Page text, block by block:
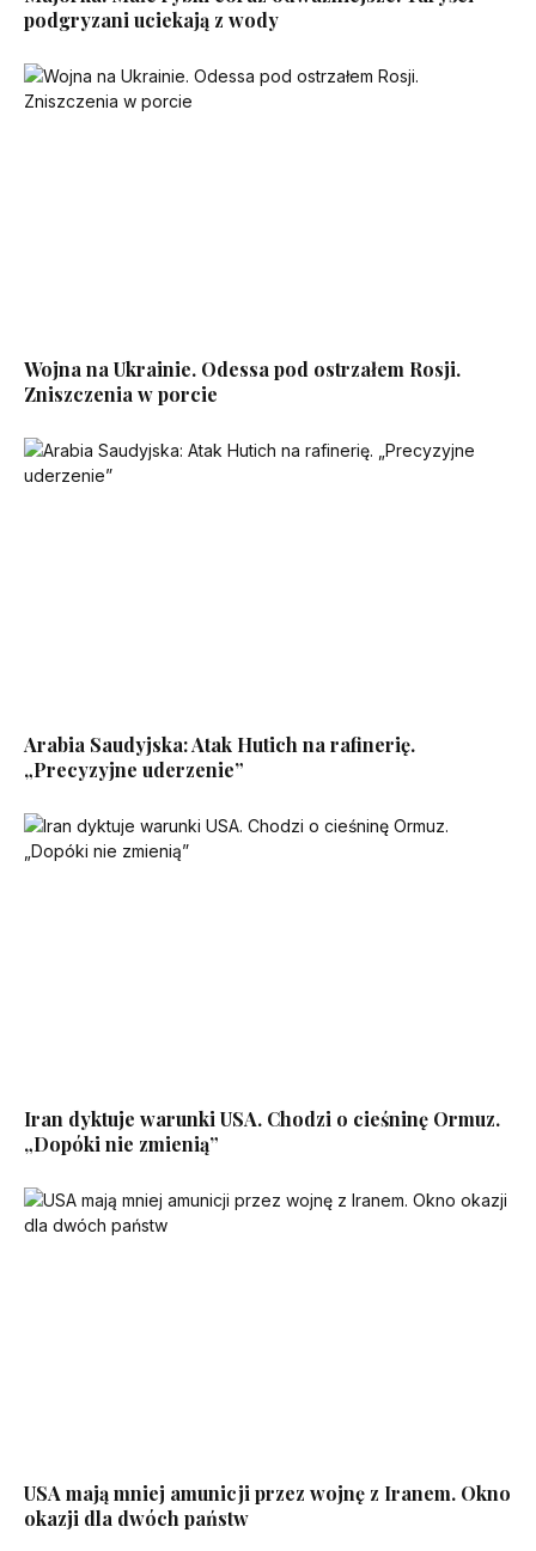
podgryzani uciekają z wody
Wojna na Ukrainie. Odessa pod ostrzałem Rosji.
Zniszczenia w porcie
Arabia Saudyjska: Atak Hutich na rafinerię.
„Precyzyjne uderzenie”
Iran dyktuje warunki USA. Chodzi o cieśninę Ormuz.
„Dopóki nie zmienią”
USA mają mniej amunicji przez wojnę z Iranem. Okno
okazji dla dwóch państw